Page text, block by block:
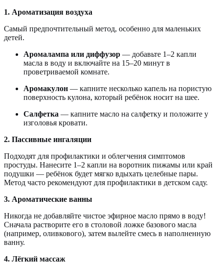
1. Ароматизация воздуха
Самый предпочтительный метод, особенно для маленьких
детей.
Аромалампа или диффузор — добавьте 1–2 капли
масла в воду и включайте на 15–20 минут в
проветриваемой комнате.
Аромакулон — капните несколько капель на пористую
поверхность кулона, который ребёнок носит на шее.
Салфетка — капните масло на салфетку и положите у
изголовья кровати.
2. Пассивные ингаляции
Подходят для профилактики и облегчения симптомов
простуды. Нанесите 1–2 капли на воротник пижамы или край
подушки — ребёнок будет мягко вдыхать целебные пары.
Метод часто рекомендуют для профилактики в детском саду.
3. Ароматические ванны
Никогда не добавляйте чистое эфирное масло прямо в воду!
Сначала растворите его в столовой ложке базового масла
(например, оливкового), затем вылейте смесь в наполненную
ванну.
4. Лёгкий массаж